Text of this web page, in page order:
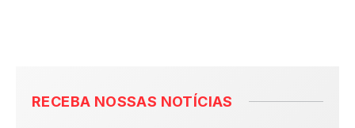
RECEBA NOSSAS NOTÍCIAS